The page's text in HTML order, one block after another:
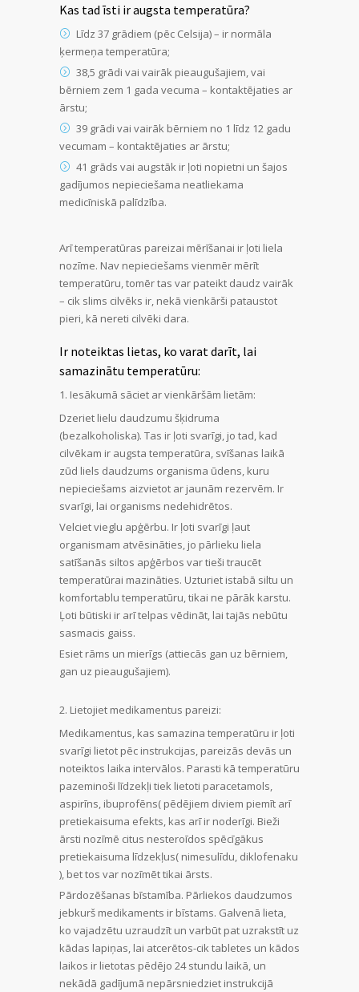
Kas tad īsti ir augsta temperatūra?
Līdz 37 grādiem (pēc Celsija) – ir normāla
ķermeņa temperatūra;
38,5 grādi vai vairāk pieaugušajiem, vai
bērniem zem 1 gada vecuma – kontaktējaties ar
ārstu;
39 grādi vai vairāk bērniem no 1 līdz 12 gadu
vecumam – kontaktējaties ar ārstu;
41 grāds vai augstāk ir ļoti nopietni un šajos
gadījumos nepieciešama neatliekama
medicīniskā palīdzība.
Arī temperatūras pareizai mērīšanai ir ļoti liela
nozīme. Nav nepieciešams vienmēr mērīt
temperatūru, tomēr tas var pateikt daudz vairāk
– cik slims cilvēks ir, nekā vienkārši pataustot
pieri, kā nereti cilvēki dara.
Ir noteiktas lietas, ko varat darīt, lai
samazinātu temperatūru:
Iesākumā sāciet ar vienkāršām lietām:
Dzeriet lielu daudzumu šķidruma
(bezalkoholiska). Tas ir ļoti svarīgi, jo tad, kad
cilvēkam ir augsta temperatūra, svīšanas laikā
zūd liels daudzums organisma ūdens, kuru
nepieciešams aizvietot ar jaunām rezervēm. Ir
svarīgi, lai organisms nedehidrētos.
Velciet vieglu apģērbu. Ir ļoti svarīgi ļaut
organismam atvēsināties, jo pārlieku liela
satīšanās siltos apģērbos var tieši traucēt
temperatūrai mazināties. Uzturiet istabā siltu un
komfortablu temperatūru, tikai ne pārāk karstu.
Ļoti būtiski ir arī telpas vēdināt, lai tajās nebūtu
sasmacis gaiss.
Esiet rāms un mierīgs (attiecās gan uz bērniem,
gan uz pieaugušajiem).
Lietojiet medikamentus pareizi:
Medikamentus, kas samazina temperatūru ir ļoti
svarīgi lietot pēc instrukcijas, pareizās devās un
noteiktos laika intervālos. Parasti kā temperatūru
pazeminoši līdzekļi tiek lietoti paracetamols,
aspirīns, ibuprofēns( pēdējiem diviem piemīt arī
pretiekaisuma efekts, kas arī ir noderīgi. Bieži
ārsti nozīmē citus nesteroīdos spēcīgākus
pretiekaisuma līdzekļus( nimesulīdu, diklofenaku
), bet tos var nozīmēt tikai ārsts.
Pārdozēšanas bīstamība. Pārliekos daudzumos
jebkurš medikaments ir bīstams. Galvenā lieta,
ko vajadzētu uzraudzīt un varbūt pat uzrakstīt uz
kādas lapiņas, lai atcerētos-cik tabletes un kādos
laikos ir lietotas pēdējo 24 stundu laikā, un
nekādā gadījumā nepārsniedziet instrukcijā